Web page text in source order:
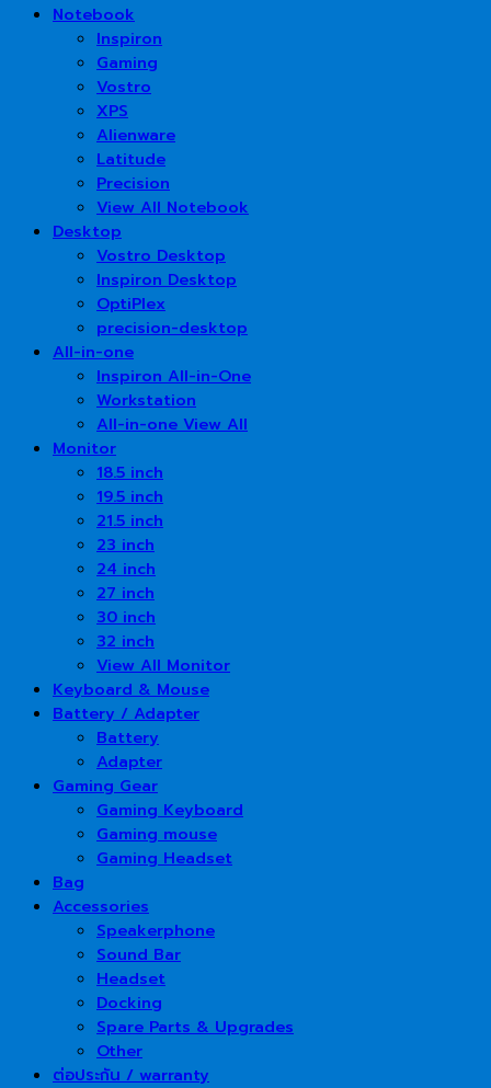
Notebook
Inspiron
Gaming
Vostro
XPS
Alienware
Latitude
Precision
View All Notebook
Desktop
Vostro Desktop
Inspiron Desktop
OptiPlex
precision-desktop
All-in-one
Inspiron All-in-One
Workstation
All-in-one View All
Monitor
18.5 inch
19.5 inch
21.5 inch
23 inch
24 inch
27 inch
30 inch
32 inch
View All Monitor
Keyboard & Mouse
Battery / Adapter
Battery
Adapter
Gaming Gear
Gaming Keyboard
Gaming mouse
Gaming Headset
Bag
Accessories
Speakerphone
Sound Bar
Headset
Docking
Spare Parts & Upgrades
Other
ต่อประกัน / warranty